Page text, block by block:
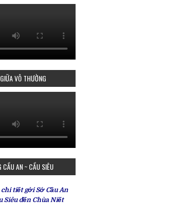
VÔ THƯỜNG
CẦU AN ~ CẦU SIÊU
tiết gởi Sớ Cầu An
Siêu đến Chùa Niết